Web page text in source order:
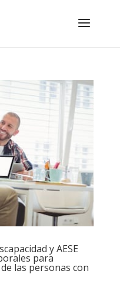
y AESE
para
las personas con